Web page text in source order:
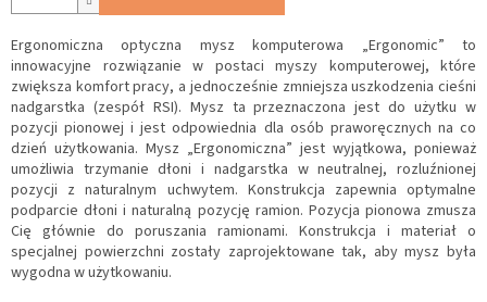
Ergonomiczna optyczna mysz komputerowa „Ergonomic” to
innowacyjne rozwiązanie w postaci myszy komputerowej, które
zwiększa komfort pracy, a jednocześnie zmniejsza uszkodzenia cieśni
nadgarstka (zespół RSI). Mysz ta przeznaczona jest do użytku w
pozycji pionowej i jest odpowiednia dla osób praworęcznych na co
dzień użytkowania. Mysz „Ergonomiczna” jest wyjątkowa, ponieważ
umożliwia trzymanie dłoni i nadgarstka w neutralnej, rozluźnionej
pozycji z naturalnym uchwytem. Konstrukcja zapewnia optymalne
podparcie dłoni i naturalną pozycję ramion. Pozycja pionowa zmusza
Cię głównie do poruszania ramionami. Konstrukcja i materiał o
specjalnej powierzchni zostały zaprojektowane tak, aby mysz była
wygodna w użytkowaniu.